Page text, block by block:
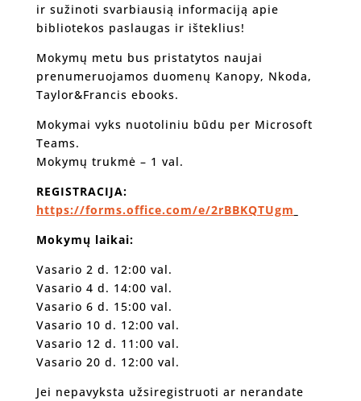
ir sužinoti svarbiausią informaciją apie
bibliotekos paslaugas ir išteklius!
Mokymų metu bus pristatytos naujai
prenumeruojamos duomenų Kanopy, Nkoda,
Taylor&Francis ebooks.
Mokymai vyks nuotoliniu būdu per Microsoft
Teams.
Mokymų trukmė – 1 val.
REGISTRACIJA:
https://forms.office.com/e/2rBBKQTUgm
Mokymų laikai:
Vasario 2 d. 12:00 val.
Vasario 4 d. 14:00 val.
Vasario 6 d. 15:00 val.
Vasario 10 d. 12:00 val.
Vasario 12 d. 11:00 val.
Vasario 20 d. 12:00 val.
Jei nepavyksta užsiregistruoti ar nerandate